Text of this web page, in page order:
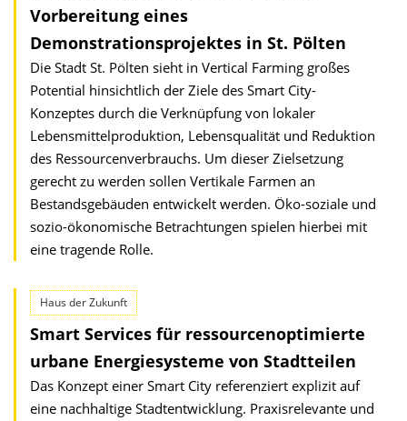
Vorbereitung eines
Demonstrationsprojektes in St. Pölten
Die Stadt St. Pölten sieht in Vertical Farming großes
Potential hinsichtlich der Ziele des Smart City-
Konzeptes durch die Verknüpfung von lokaler
Lebensmittelproduktion, Lebensqualität und Reduktion
des Ressourcenverbrauchs. Um dieser Zielsetzung
gerecht zu werden sollen Vertikale Farmen an
Bestandsgebäuden entwickelt werden. Öko-soziale und
sozio-ökonomische Betrachtungen spielen hierbei mit
eine tragende Rolle.
Haus der Zukunft
Smart Services für ressourcen­optimierte
urbane Energiesysteme von Stadtteilen
Das Konzept einer Smart City referenziert explizit auf
eine nachhaltige Stadtentwicklung. Praxisrelevante und